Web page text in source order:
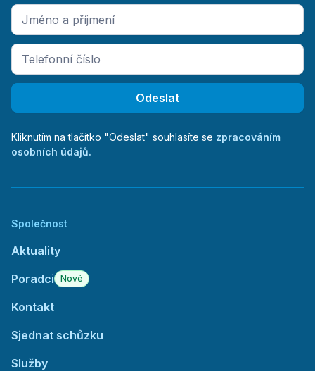
Kliknutím na tlačítko "Odeslat" souhlasíte se zpracováním
osobních údajů.
Společnost
Aktuality
Poradci
Nové
Kontakt
Sjednat schůzku
Služby